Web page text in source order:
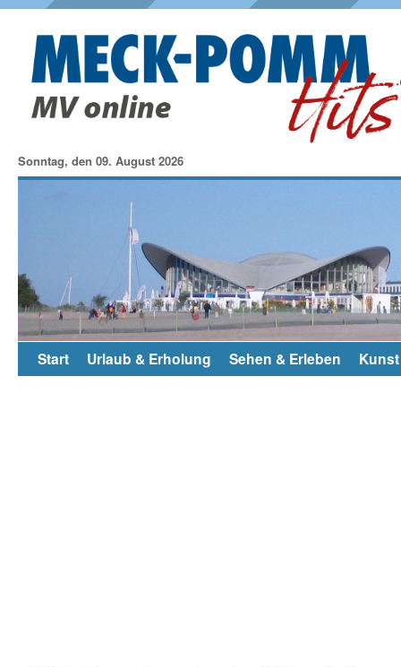
Sonntag, den 09. August 2026
Start Urlaub & Erholung Sehen & Erleben